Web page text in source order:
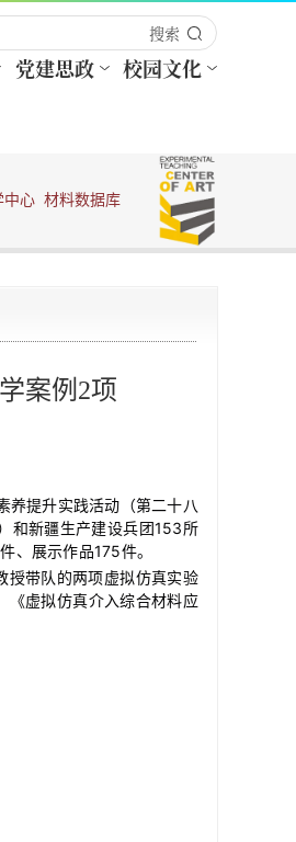
中心 材料数据库
案例2项
养提升实践活动（第二十八
和新疆生产建设兵团153所
、展示作品175件。
授带队的两项虚拟仿真实验
《虚拟仿真介入综合材料应